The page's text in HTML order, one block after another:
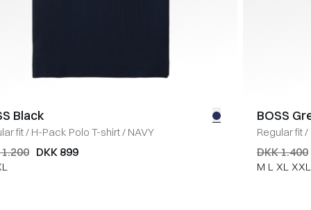
Black
fit/ H-Pack Polo T-shirt/ NAVY
DKK 899
BOSS
Regular fit/
DKK 1.400
M L XL XXL